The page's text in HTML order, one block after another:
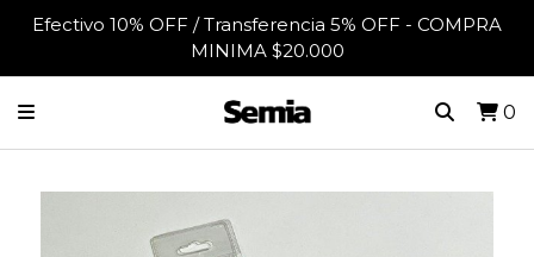
Efectivo 10% OFF / Transferencia 5% OFF - COMPRA
MINIMA $20.000
0